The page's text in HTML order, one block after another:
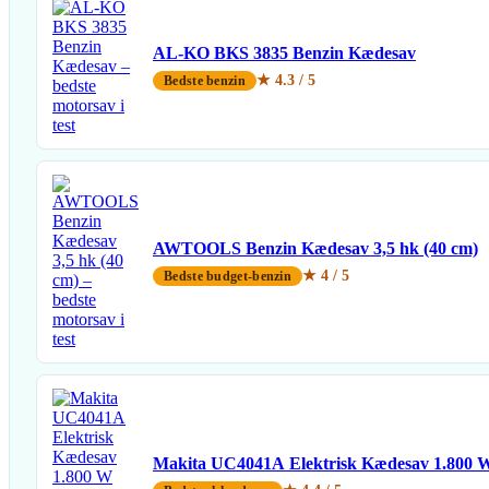
AL-KO BKS 3835 Benzin Kædesav
Bedste benzin ★ 4.3 / 5
AWTOOLS Benzin Kædesav 3,5 hk (40 cm)
Bedste budget-benzin ★ 4 / 5
Makita UC4041A Elektrisk Kædesav 1.800